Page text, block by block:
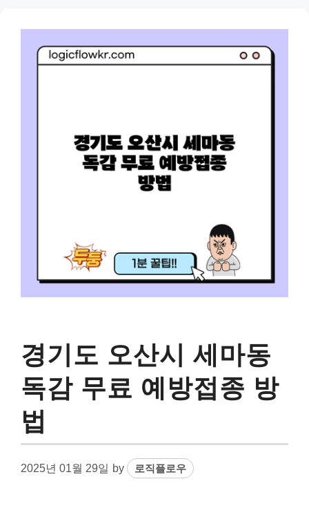
경기도 오산시 세마동
독감 무료 예방접종 방
법
2025년 01월 29일 by 로직플로우